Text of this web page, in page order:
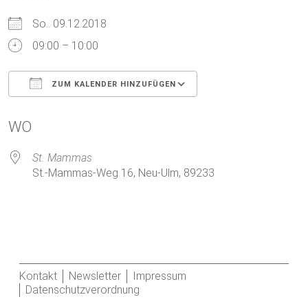
So.. 09.12.2018
09:00 – 10:00
ZUM KALENDER HINZUFÜGEN
WO
St. Mammas
St.-Mammas-Weg 16, Neu-Ulm, 89233
Kontakt Newsletter
Impressum
Datenschutzverordnung